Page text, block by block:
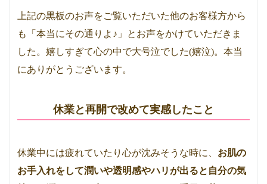
上記の黒板のお声をご覧いただいた他のお客様方から
も「本当にその通りよ♪」とお声をかけていただきま
した。嬉しすぎて心の中で大号泣でした(嬉泣)。本当
にありがとうございます。
休業と再開で改めて実感したこと
休業中には疲れていたり心が沈みそうな時に、 お肌の
お手入れをして潤いや透明感やハリが出ると自分の気